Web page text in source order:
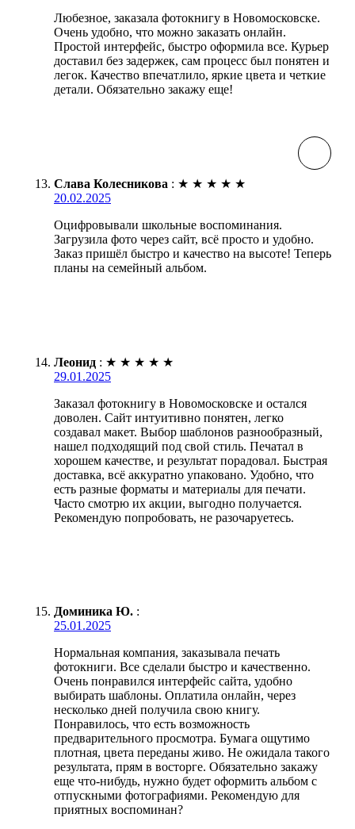
Любезное, заказала фотокнигу в Новомосковске.
Очень удобно, что можно заказать онлайн.
Простой интерфейс, быстро оформила все. Курьер
доставил без задержек, сам процесс был понятен и
легок. Качество впечатлило, яркие цвета и четкие
детали. Обязательно закажу еще!
Слава Колесникова : ★ ★ ★ ★ ★
20.02.2025
Оцифровывали школьные воспоминания.
Загрузила фото через сайт, всё просто и удобно.
Заказ пришёл быстро и качество на высоте! Теперь
планы на семейный альбом.
Леонид : ★ ★ ★ ★ ★
29.01.2025
Заказал фотокнигу в Новомосковске и остался
доволен. Сайт интуитивно понятен, легко
создавал макет. Выбор шаблонов разнообразный,
нашел подходящий под свой стиль. Печатал в
хорошем качестве, и результат порадовал. Быстрая
доставка, всё аккуратно упаковано. Удобно, что
есть разные форматы и материалы для печати.
Часто смотрю их акции, выгодно получается.
Рекомендую попробовать, не разочаруетесь.
Доминика Ю. :
25.01.2025
Нормальная компания, заказывала печать
фотокниги. Все сделали быстро и качественно.
Очень понравился интерфейс сайта, удобно
выбирать шаблоны. Оплатила онлайн, через
несколько дней получила свою книгу.
Понравилось, что есть возможность
предварительного просмотра. Бумага ощутимо
плотная, цвета переданы живо. Не ожидала такого
результата, прям в восторге. Обязательно закажу
еще что-нибудь, нужно будет оформить альбом с
отпускными фотографиями. Рекомендую для
приятных воспоминан?